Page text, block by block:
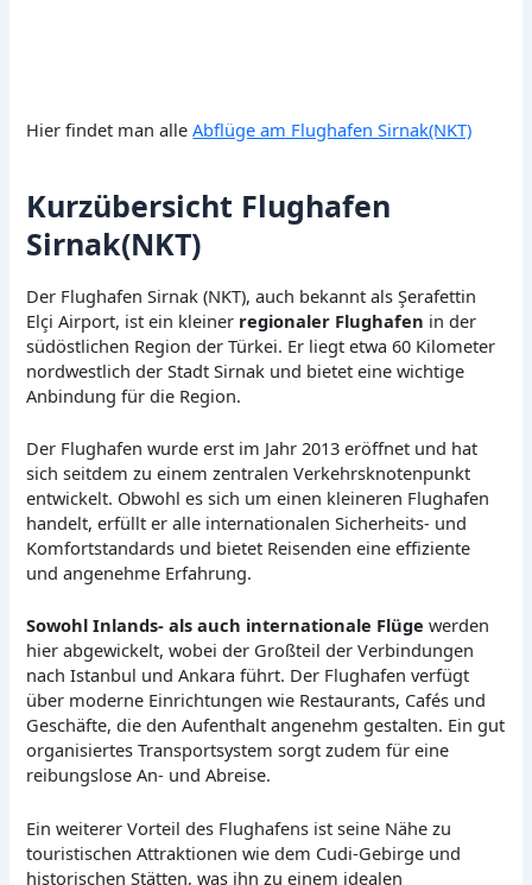
Hier findet man alleAbflüge am Flughafen Sirnak(NKT)
Kurzübersicht Flughafen
Sirnak(NKT)
Der Flughafen Sirnak (NKT), auch bekannt als Şerafettin
Elçi Airport, ist ein kleiner regionaler Flughafen in der
südöstlichen Region der Türkei. Er liegt etwa 60 Kilometer
nordwestlich der Stadt Sirnak und bietet eine wichtige
Anbindung für die Region.
Der Flughafen wurde erst im Jahr 2013 eröffnet und hat
sich seitdem zu einem zentralen Verkehrsknotenpunkt
entwickelt. Obwohl es sich um einen kleineren Flughafen
handelt, erfüllt er alle internationalen Sicherheits- und
Komfortstandards und bietet Reisenden eine effiziente
und angenehme Erfahrung.
Sowohl Inlands- als auch internationale Flüge werden
hier abgewickelt, wobei der Großteil der Verbindungen
nach Istanbul und Ankara führt. Der Flughafen verfügt
über moderne Einrichtungen wie Restaurants, Cafés und
Geschäfte, die den Aufenthalt angenehm gestalten. Ein gut
organisiertes Transportsystem sorgt zudem für eine
reibungslose An- und Abreise.
Ein weiterer Vorteil des Flughafens ist seine Nähe zu
touristischen Attraktionen wie dem Cudi-Gebirge und
historischen Stätten, was ihn zu einem idealen